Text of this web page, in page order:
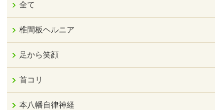
全て
椎間板ヘルニア
足から笑顔
首コリ
本八幡自律神経